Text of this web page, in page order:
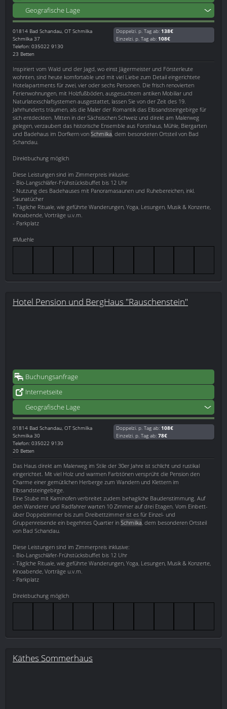
Geografische Lage
01814 Bad Schandau, OT Schmilka
Schmilka 37
Telefon: 035022 9130
23 Betten
Doppelzi. p. Tag ab: 138€
Einzelzi. p. Tag ab: 108€
Inspiriert vom Wald und der Jagd, wo einst Jägermeister und Försterleute
wohnten, sind heute komfortable und mit viel Liebe zum Detail eingerichtete
Hotelapartments für zwei, vier oder sechs Personen. Die frisch renovierten
Ferienwohnungen, mit Holzfußböden, ausgesuchtem antiken Mobiliar und
Naturlatexschlafsystemen ausgestattet, lassen Sie von der Zeit des 19.
Jahrhunderts träumen, als die Maler der Romantik das Elbsandsteingebirge für
sich entdeckten. Mitten in der Sächsischen Schweiz und direkt am Malerweg
gelegen, verzaubert das historische Ensemble aus Forsthaus, Mühle, Biergarten
und Badehaus im Dorfkern von Schmilka , dem besonderen Ortsteil von Bad
Schandau.
Direktbuchung möglich
Diese Leistungen sind im Zimmerpreis inklusive:
- Bio-Langschläfer-Frühstücksbuffet bis 12 Uhr
- Nutzung des Badehauses mit Panoramasaunen und Ruhebereichen, inkl.
Saunatücher
- Tägliche Rituale, wie geführte Wanderungen, Yoga, Lesungen, Musik & Konzerte,
Kinoabende, Vorträge u.v.m.
- Parkplatz
#Muehle
Hotel Pension und BergHaus "Rauschenstein"
Buchungsanfrage
Internetseite
Geografische Lage
01814 Bad Schandau, OT Schmilka
Schmilka 30
Telefon: 035022 9130
20 Betten
Doppelzi. p. Tag ab: 108€
Einzelzi. p. Tag ab: 78€
Das Haus direkt am Malerweg im Stile der 30er Jahre ist schlicht und rustikal
eingerichtet. Mit viel Holz und warmen Farbtönen versprüht die Pension den
Charme einer gemütlichen Herberge zum Wandern und Klettern im
Elbsandsteingebirge.
Eine Stube mit Kaminofen verbreitet zudem behagliche Baudenstimmung. Auf
den Wanderer und Radfahrer warten 10 Zimmer auf drei Etagen. Vom Einbett-
über Doppelzimmer bis zum Dreibettzimmer ist es für Einzel- und
Gruppenreisende ein begehrtes Quartier in Schmilka , dem besonderen Ortsteil
von Bad Schandau.
Diese Leistungen sind im Zimmerpreis inklusive:
- Bio-Langschläfer-Frühstücksbuffet bis 12 Uhr
- Tägliche Rituale, wie geführte Wanderungen, Yoga, Lesungen, Musik & Konzerte,
Kinoabende, Vorträge u.v.m.
- Parkplatz
Direktbuchung möglich
Käthes Sommerhaus